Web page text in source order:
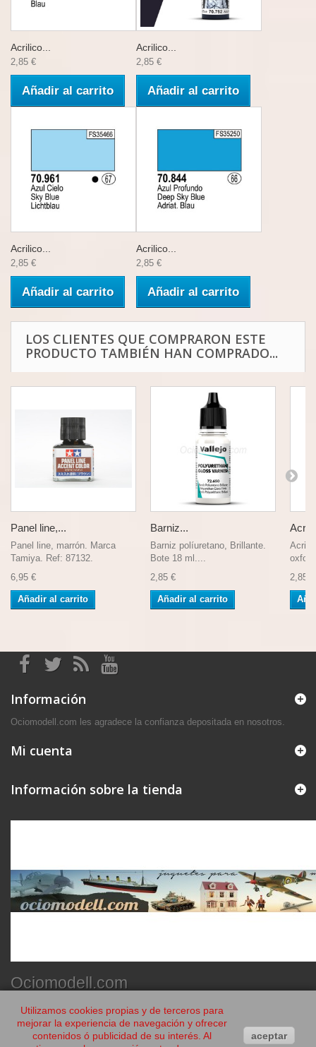
Acrilico...
2,85 €
Añadir al carrito
Acrilico...
2,85 €
Añadir al carrito
Acrilico...
2,85 €
Añadir al carrito
Acrilico...
2,85 €
Añadir al carrito
LOS CLIENTES QUE COMPRARON ESTE
PRODUCTO TAMBIÉN HAN COMPRADO...
Panel line,...
Panel line, marrón. Marca
Tamiya. Ref: 87132.
6,95 €
Añadir al carrito
Barniz...
Barniz políuretano, Brillante.
Bote 18 ml....
2,85 €
Añadir al carrito
2,85 €
Información
Ociomodell.com les agradece la confianza depositada en nosotros.
Mi cuenta
Información sobre la tienda
Ociomodell.com
Utilizamos cookies propias y de terceros para
mejorar la experiencia de navegación y ofrecer
contenidos ó publicidad de su interés. Al
aceptar